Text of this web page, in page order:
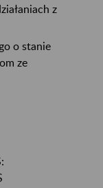
z
o stanie
ze